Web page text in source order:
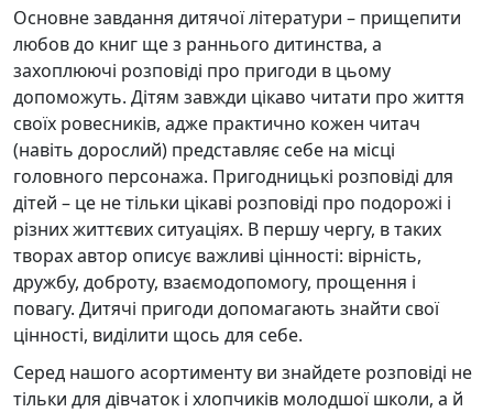
Основне завдання дитячої літератури – прищепити
любов до книг ще з раннього дитинства, а
захоплюючі розповіді про пригоди в цьому
допоможуть. Дітям завжди цікаво читати про життя
своїх ровесників, адже практично кожен читач
(навіть дорослий) представляє себе на місці
головного персонажа. Пригодницькі розповіді для
дітей – це не тільки цікаві розповіді про подорожі і
різних життєвих ситуаціях. В першу чергу, в таких
творах автор описує важливі цінності: вірність,
дружбу, доброту, взаємодопомогу, прощення і
повагу. Дитячі пригоди допомагають знайти свої
цінності, виділити щось для себе.
Серед нашого асортименту ви знайдете розповіді не
тільки для дівчаток і хлопчиків молодшої школи, а й